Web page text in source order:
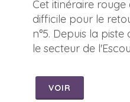
Cet itinéraire
difficile pour le
n°5. Depuis la
le secteur de
VOIR